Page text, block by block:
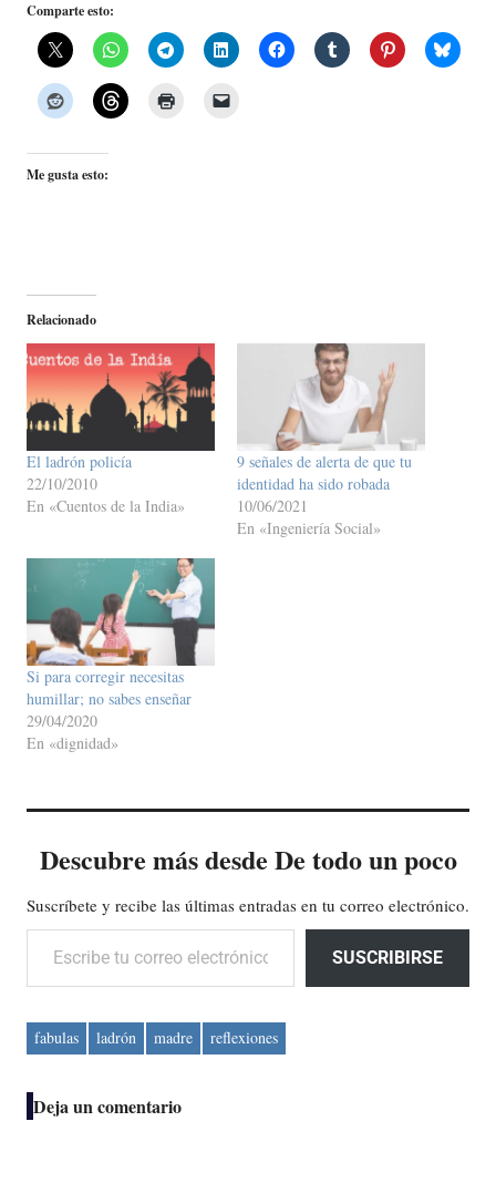
Comparte esto:
Me gusta esto:
Relacionado
El ladrón policía
22/10/2010
En «Cuentos de la India»
9 señales de alerta de que tu
identidad ha sido robada
10/06/2021
En «Ingeniería Social»
Si para corregir necesitas
humillar; no sabes enseñar
29/04/2020
En «dignidad»
Descubre más desde De todo un poco
Suscríbete y recibe las últimas entradas en tu correo electrónico.
Escribe tu correo electrónico…
SUSCRIBIRSE
fabulas ladrón madre reflexiones
Deja un comentario